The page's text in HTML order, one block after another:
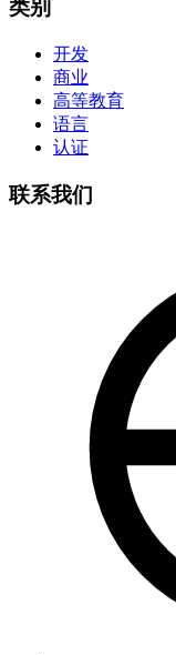
类别
开发
商业
高等教育
语言
认证
联系我们